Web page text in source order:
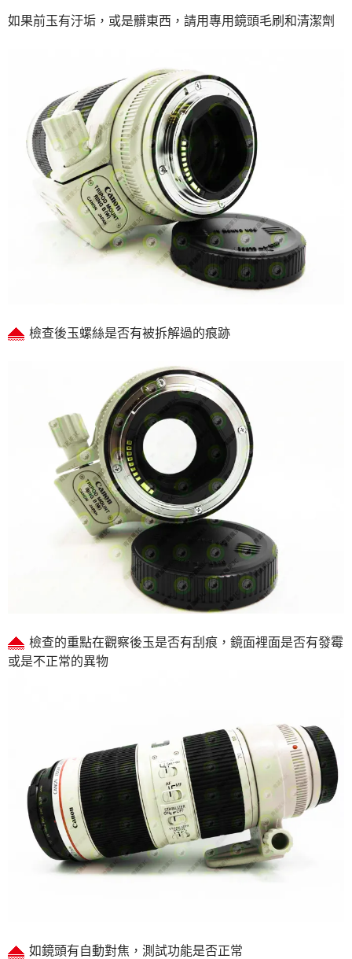
如果前玉有汙垢，或是髒東西，請用專用鏡頭毛刷和清潔劑
檢查後玉螺絲是否有被拆解過的痕跡
檢查的重點在觀察後玉是否有刮痕，鏡面裡面是否有發霉
或是不正常的異物
如鏡頭有自動對焦，測試功能是否正常